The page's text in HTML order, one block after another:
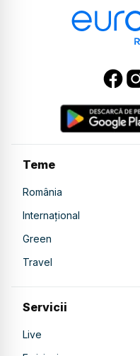
Teme
România
Internațional
Green
Travel
Servicii
Live